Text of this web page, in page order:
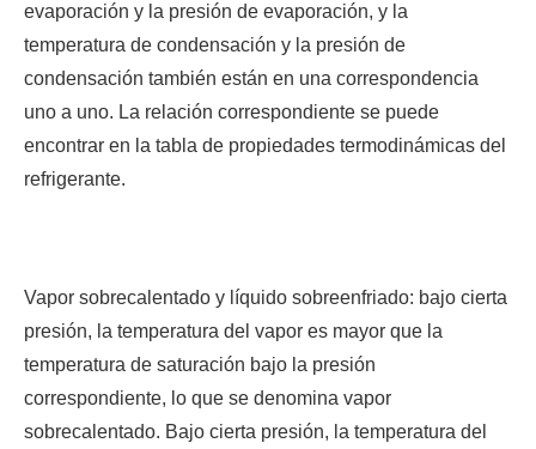
evaporación y la presión de evaporación, y la
temperatura de condensación y la presión de
condensación también están en una correspondencia
uno a uno. La relación correspondiente se puede
encontrar en la tabla de propiedades termodinámicas del
refrigerante.
Vapor sobrecalentado y líquido sobreenfriado: bajo cierta
presión, la temperatura del vapor es mayor que la
temperatura de saturación bajo la presión
correspondiente, lo que se denomina vapor
sobrecalentado. Bajo cierta presión, la temperatura del